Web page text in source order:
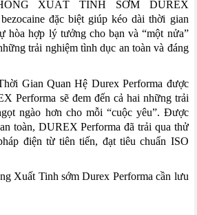
XUẤT TINH SỚM DUREX
đặc biệt giúp kéo dài thời gian
hòa hợp lý tưởng cho bạn và “một nửa”
trải nghiệm tình dục an toàn và đáng
Gian Quan Hệ Durex Performa được
Performa sẽ đem đến cả hai những trải
ngào hơn cho mỗi “cuộc yêu”. Được
toàn, DUREX Performa đã trải qua thử
điện từ tiên tiến, đạt tiêu chuẩn ISO
Xuất Tinh sớm Durex Performa cần lưu